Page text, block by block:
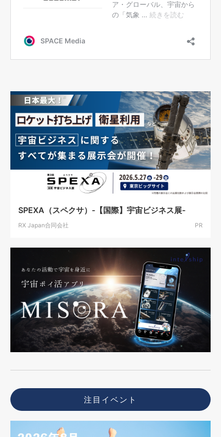
SPEXA（スペクサ）-【国際】宇宙ビジネス展-
RX Japan合同会社 PR
注目イベント